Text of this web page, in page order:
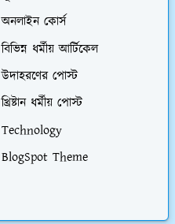
অনলাইন কোর্স
বিভিন্ন ধর্মীয় আর্টিকেল
উদাহরণের পোস্ট
খ্রিষ্টান ধর্মীয় পোস্ট
Technology
BlogSpot Theme